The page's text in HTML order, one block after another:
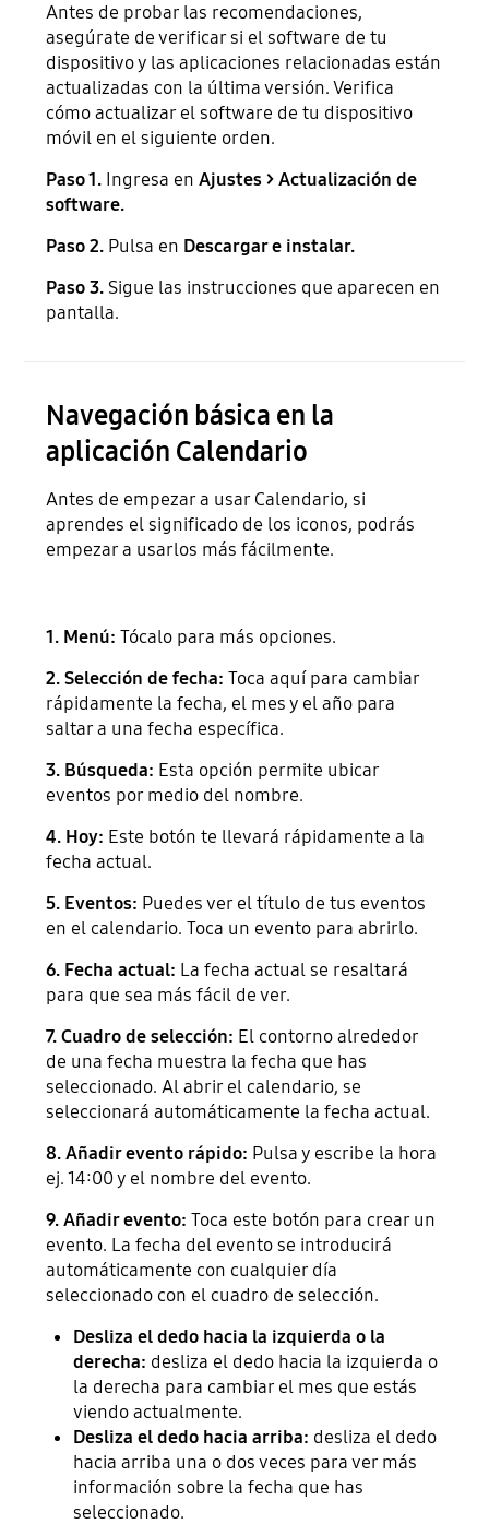
Antes de probar las recomendaciones,
asegúrate de verificar si el software de tu
dispositivo y las aplicaciones relacionadas están
actualizadas con la última versión. Verifica
cómo actualizar el software de tu dispositivo
móvil en el siguiente orden.
Paso 1. Ingresa enAjustes > Actualización de
software.
Paso 2. Pulsa en Descargar e instalar.
Paso 3. Sigue las instrucciones que aparecen en
pantalla.
Navegación básica en la
aplicación Calendario
Antes de empezar a usar Calendario, si
aprendes el significado de los iconos, podrás
empezar a usarlos más fácilmente.
1. Menú: Tócalo para más opciones.
2. Selección de fecha: Toca aquí para cambiar
rápidamente la fecha, el mes y el año para
saltar a una fecha específica.
3. Búsqueda: Esta opción permite ubicar
eventos por medio del nombre.
4. Hoy: Este botón te llevará rápidamente a la
fecha actual.
5. Eventos: Puedes ver el título de tus eventos
en el calendario. Toca un evento para abrirlo.
6. Fecha actual: La fecha actual se resaltará
para que sea más fácil de ver.
7. Cuadro de selección: El contorno alrededor
de una fecha muestra la fecha que has
seleccionado. Al abrir el calendario, se
seleccionará automáticamente la fecha actual.
8. Añadir evento rápido: Pulsa y escribe la hora
ej. 14:00 y el nombre del evento.
9. Añadir evento: Toca este botón para crear un
evento. La fecha del evento se introducirá
automáticamente con cualquier día
seleccionado con el cuadro de selección.
Desliza el dedo hacia la izquierda o la
derecha: desliza el dedo hacia la izquierda o
la derecha para cambiar el mes que estás
viendo actualmente.
Desliza el dedo hacia arriba: desliza el dedo
hacia arriba una o dos veces para ver más
información sobre la fecha que has
seleccionado.